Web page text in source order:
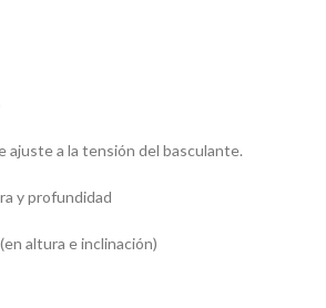
ajuste a la tensión del basculante.
y profundidad
altura e inclinación)